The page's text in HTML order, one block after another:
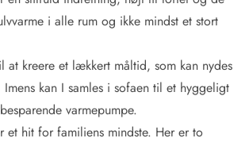
i alle rum og ikke mindst et stort
at kreere et lækkert måltid, som kan nydes
kan I samles i sofaen til et hyggeligt
varmepumpe.
hit for familiens mindste. Her er to